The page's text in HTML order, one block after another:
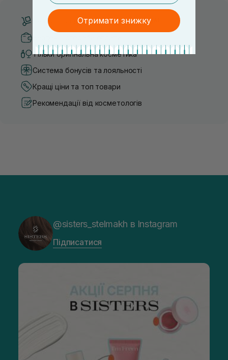
Безкоштовна доставка від 3000 UAH
Тільки оригінальна косметика
Система бонусів та лояльності
Кращі ціни та топ товари
Рекомендації від косметологів
@sisters_stelmakh в Instagram
Підписатися
Отримати знижку